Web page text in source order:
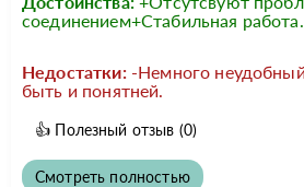
соединением+Стабильная работа.
Недостатки: -Немного
быть и понятней.
👍 Полезный отзыв (0)
Смотреть полностью